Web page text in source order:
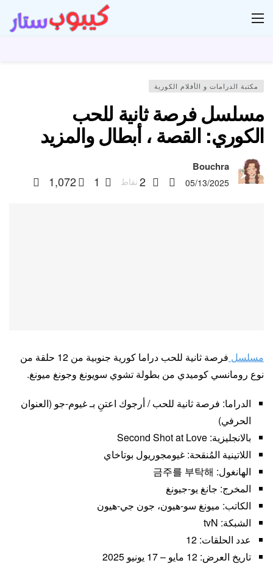
مكتبة الدرامات و الأفلام الكورية
مسلسل فرصة ثانية للحب
الكوري: القصة ، أبطال والمزيد
Bouchra
05/13/2025
2 نقاط 1
1,072
مسلسل
فرصة ثانية للحب دراما كورية جنوبية من 12 حلقة من
نوع رومانسي كوميدي من بطولة تشوي سويونغ وجونغ ميونغ.
الدراما: فرصة ثانية للحب / أرجوك اعتنِ بـ غيوم-جو (العنوان
الحرفي)
بالانجليزية: Second Shot at Love
اللاتينية المُنقحة: غيومجوريول بوتاخاي
الهانغول: 금주를 부탁해
المخرج: جانغ يو-جيونغ
الكاتب: ميونغ سو-هيون، جون جي-هيون
الشبكة: tvN
عدد الحلقات: 12
تاريخ العرض: 12 مايو – 17 يونيو 2025